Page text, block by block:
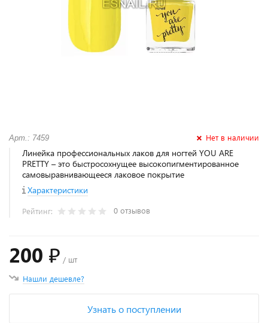
Арт.: 7459 Нет в наличии
Линейка профессиональных лаков для ногтей YOU ARE
PRETTY – это быстросохнущее высокопигментированное
самовыравнивающееся лаковое покрытие
Характеристики
Рейтинг: 0 отзывов
200 ₽ / шт
Нашли дешевле?
Узнать о поступлении